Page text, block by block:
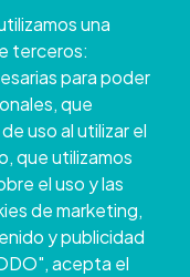
una
terceros:
para poder
que
uso al utilizar el
que utilizamos
el uso y las
de marketing,
y publicidad
acepta el
804 124